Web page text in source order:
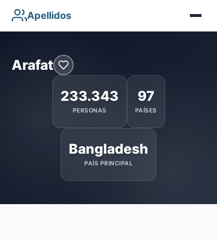
Apellidos
Arafat
233.343
PERSONAS
97
PAÍSES
Bangladesh
PAÍS PRINCIPAL